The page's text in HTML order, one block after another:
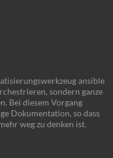
ansible
sondern ganze
Bei diesem Vorgang
Dokumentation, so dass
weg zu denken ist.